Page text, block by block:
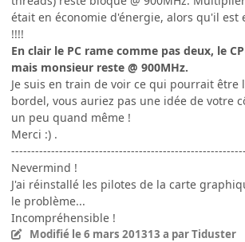
était en économie d'énergie, alors qu'il est
!!!!
En clair le PC rame comme pas deux, le
mais monsieur reste @ 900MHz.
Je suis en train de voir ce qui pourrait être
bordel, vous auriez pas une idée de votre
un peu quand même !
Merci :) .
Nevermind !
J'ai réinstallé les pilotes de la carte
le problème...
Incompréhensible !
Modifié le 6 mars 201313 a par Tiduster